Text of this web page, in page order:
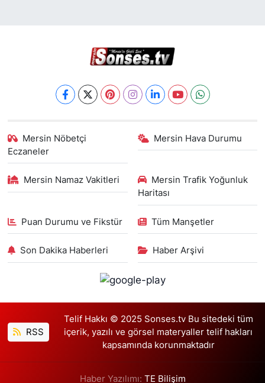
Mersin Nöbetçi
Eczaneler
Mersin Hava Durumu
Mersin Namaz Vakitleri
Mersin Trafik Yoğunluk
Haritası
Puan Durumu ve Fikstür Tüm Manşetler
Son Dakika Haberleri Haber Arşivi
RSS
Telif Hakkı © 2025 Sonses.tv Bu sitedeki tüm
içerik, yazılı ve görsel materyaller telif hakları
kapsamında korunmaktadır
Haber Yazılımı: TE Bilişim